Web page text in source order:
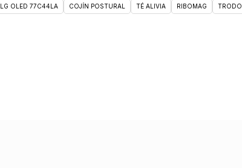
LG OLED 77C44LA COJÍN POSTURAL TÉ ALIVIA RIBOMAG TRODO